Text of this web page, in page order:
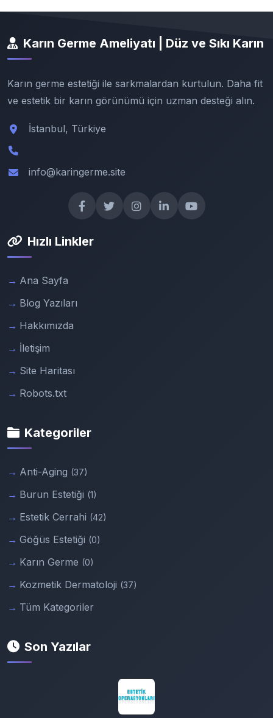
Karın Germe Ameliyatı | Düz ve Sıkı Karın
Karın germe estetiği ile sarkmalardan kurtulun. Daha fit
ve estetik bir karın görünümü için uzman desteği alın.
İstanbul, Türkiye
info@karingerme.site
Hızlı Linkler
Ana Sayfa
Blog Yazıları
Hakkımızda
İletişim
Site Haritası
Robots.txt
Kategoriler
Anti-Aging (37)
Burun Estetiği (1)
Estetik Cerrahi (42)
Göğüs Estetiği (0)
Karın Germe (0)
Kozmetik Dermatoloji (37)
Tüm Kategoriler
Son Yazılar